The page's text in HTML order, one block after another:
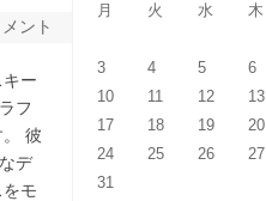
ント
ー
フ
彼
デ
モ
月
火 水 木
3
4 5 6
10
11 12 13
17
18 19 20
24
25 26 27
31